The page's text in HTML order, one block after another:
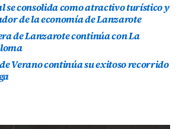
se consolida como atractivo turístico y
de la economía de Lanzarote
de Lanzarote continúa con La
Verano continúa su exitoso recorrido